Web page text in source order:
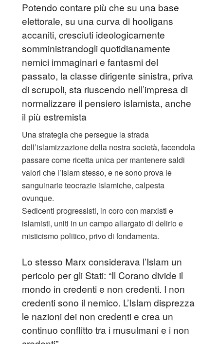
Potendo contare più che su una base
elettorale, su una curva di hooligans
accaniti, cresciuti ideologicamente
somministrandogli quotidianamente
nemici immaginari e fantasmi del
passato, la classe dirigente sinistra, priva
di scrupoli, sta riuscendo nell’impresa di
normalizzare il pensiero islamista, anche
il più estremista
Una strategia che persegue la strada
dell’islamizzazione della nostra società, facendola
passare come ricetta unica per mantenere saldi
valori che l’Islam stesso, e ne sono prova le
sanguinarie teocrazie islamiche, calpesta
ovunque.
Sedicenti progressisti, in coro con marxisti e
islamisti, uniti in un campo allargato di delirio e
misticismo politico, privo di fondamenta.
Lo stesso Marx considerava l’Islam un
pericolo per gli Stati: “Il Corano divide il
mondo in credenti e non credenti. I non
credenti sono il nemico. L’Islam disprezza
le nazioni dei non credenti e crea un
continuo conflitto tra i musulmani e i non